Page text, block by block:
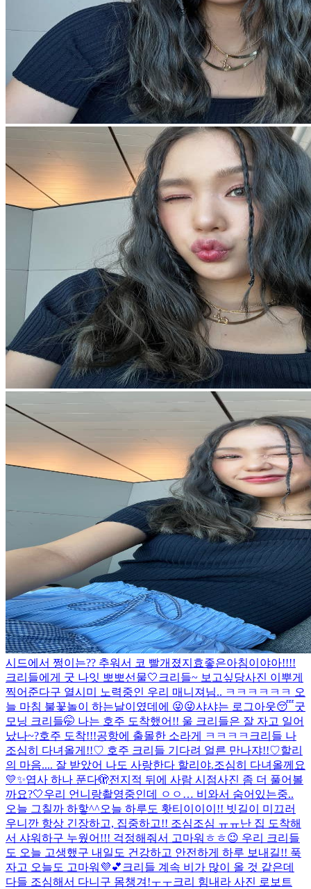
시드에서 쩡이는?? 추워서 코 빨개졌지효좋은아침이야아!!!!
크리들에게 굿 나잇 뽀뽀선물🤍 크리들~ 보고싶당사진 이뿌게
찍어준다구 열시미 노력중인 우리 매니져님.. ㅋㅋㅋㅋㅋㅋ 오
늘 마침 불꽃놀이 하는날이였데에 😜😜샤샤는 로그아웃😴굿
모닝 크리들🤭 나는 호주 도착했어!! 울 크리들은 잘 자고 일어
났나~?호주 도착!!!공항에 출몰한 소라게 ㅋㅋㅋㅋ 크리들 나
조심히 다녀올게!!♡ 호주 크리들 기다려 얼른 만나쟈!!♡할리
의 마음.... 잘 받았어 나도 사랑한다 할리야.조심히 다녀올께요
💛✨엽사 하나 푼다🫣전지적 뒤에 사람 시점사진 좀 더 풀어볼
까요?🤍우리 언니랑촬영중인데 ㅇㅇ… 비와서 숨어있는중..
오늘 그칠까 하핳^^오늘 하루도 홧티이이이!! 빗길이 미끄러
우니깐 항상 긴장하고, 집중하고!! 조심조심 ㅠㅠ난 집 도착해
서 샤워하구 누웠어!!! 걱정해줘서 고마워ㅎㅎ😉 우리 크리들
도 오늘 고생했구 내일도 건강하고 안전하게 하루 보내길!! 푹
자고 오늘도 고마워💜💕 크리들 계속 비가 많이 올 것 같은데
다들 조심해서 다니구 몸챙겨!ㅜㅜ크리 힘내라 사진 로보트